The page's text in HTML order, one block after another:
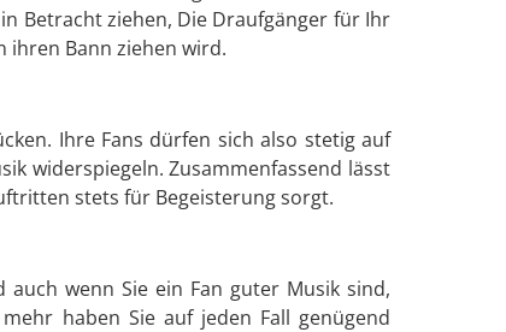
Betracht ziehen, Die Draufgänger für Ihr
ihren Bann ziehen wird.
Ihre Fans dürfen sich also stetig auf
widerspiegeln. Zusammenfassend lässt
stets für Begeisterung sorgt.
wenn Sie ein Fan guter Musik sind,
haben Sie auf jeden Fall genügend